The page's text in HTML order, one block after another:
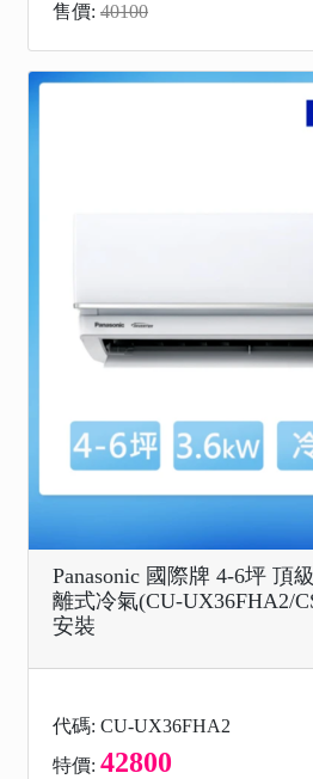
售價: 40100
Panasonic 國際牌 4-6坪 頂
離式冷氣(CU-UX36FHA2/
安裝
代碼: CU-UX36FHA2
特價: 42800